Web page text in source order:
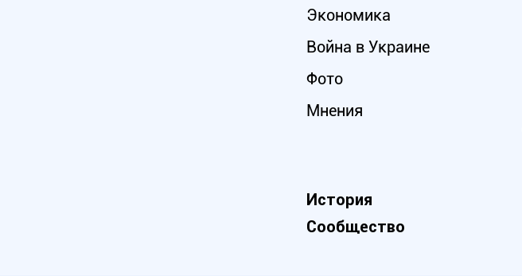
Экономика
Война в Украине
Фото
Мнения
История
Сообщество